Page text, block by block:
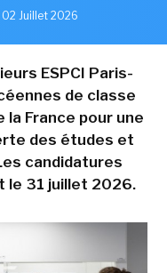
02 Juillet 2026
ESPCI Paris-
de classe
France pour une
des études et
candidatures
le 31 juillet 2026.